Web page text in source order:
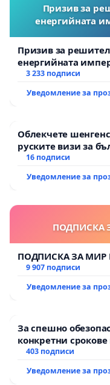
Призив за
енергийната
Призив за
енергийната
3 233 подписи
Уведомление за
Облекчете
руските визи за
16 подписи
Уведомление за
ПОДПИСКА
ПОДПИСКА ЗА МИР
9 907 подписи
Уведомление за
За спешно
конкретни
рехабилитация
Мирово - к.к.
403 подписи
Уведомление за